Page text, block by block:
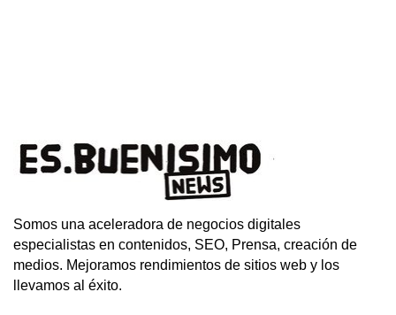
Somos una aceleradora de negocios digitales
especialistas en contenidos, SEO, Prensa, creación de
medios. Mejoramos rendimientos de sitios web y los
llevamos al éxito.